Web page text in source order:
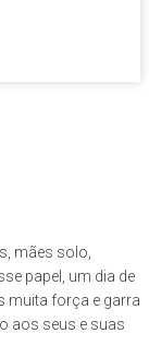
mães solo,
papel, um dia de
muita força e garra
aos seus e suas